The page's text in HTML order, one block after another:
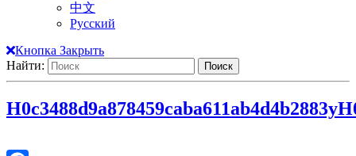
中文
Русский
Кнопка Закрыть
Найти:
H0c3488d9a878459caba611ab4d4b2883y